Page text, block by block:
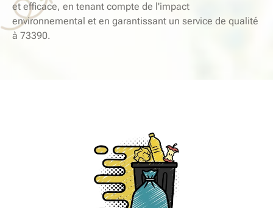
et efficace, en tenant compte de l'impact
environnemental et en garantissant un service de qualité
à 73390.